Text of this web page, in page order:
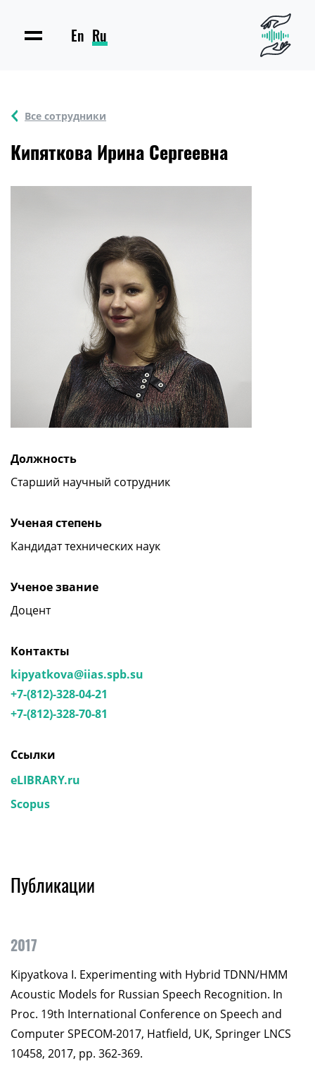
En Ru
Все сотрудники
Кипяткова Ирина Сергеевна
Должность
Старший научный сотрудник
Ученая степень
Кандидат технических наук
Ученое звание
Доцент
Контакты
kipyatkova@iias.spb.su
+7-(812)-328-04-21
+7-(812)-328-70-81
Ссылки
eLIBRARY.ru
Scopus
Публикации
2017
Kipyatkova I. Experimenting with Hybrid TDNN/HMM
Acoustic Models for Russian Speech Recognition. In
Proc. 19th International Conference on Speech and
Computer SPECOM-2017, Hatfield, UK, Springer LNCS
10458, 2017, pp. 362-369.